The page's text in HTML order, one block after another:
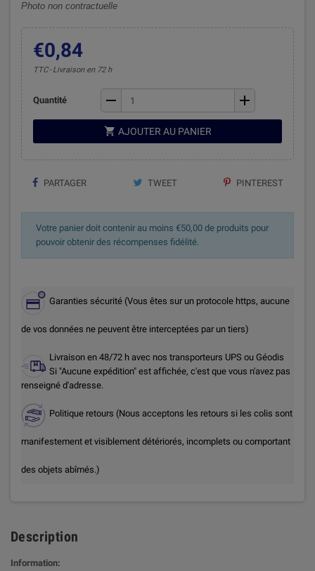
Photo non contractuelle
€0,84
TTC Livraison en 72 h
Quantité remove add
 AJOUTER AU PANIER
PARTAGER TWEET PINTEREST
Votre panier doit contenir au moins €50,00 de produits pour
pouvoir obtenir des récompenses fidélité.
Garanties sécurité (Vous êtes sur un protocole https, aucune
de vos données ne peuvent être interceptées par un tiers)
Livraison en 48/72 h avec nos transporteurs UPS ou Géodis
Si "Aucune expédition" est affichée, c'est que vous n'avez pas
renseigné d'adresse.
Politique retours (Nous acceptons les retours si les colis sont
manifestement et visiblement détériorés, incomplets ou comportant
des objets abîmés.)
Description
Information: